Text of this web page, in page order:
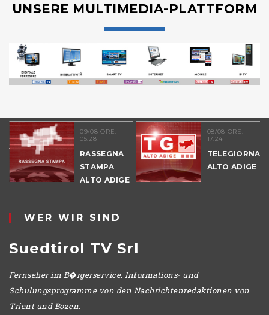
UNSERE MULTIMEDIA-PLATTFORM
09/08 ORE:
05.28
RASSEGNA
STAMPA
ALTO ADIGE
08/08 ORE:
17.24
ALTO ADIGE
WER WIR SIND
Suedtirol TV Srl
Fernseher im B�rgerservice. Informations- und
Schulungsprogramme von den Nachrichtenredaktionen von
Trient und Bozen.